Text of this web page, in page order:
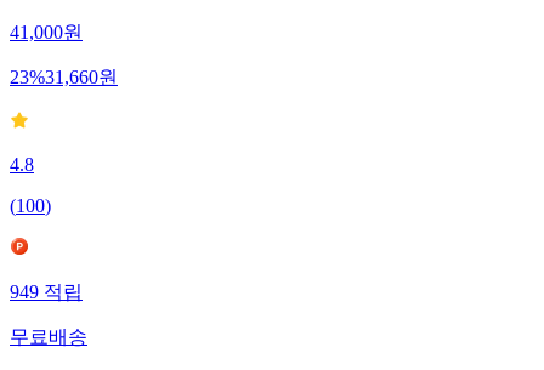
41,000원
23%31,660원
4.8
(100)
949 적립
무료배송